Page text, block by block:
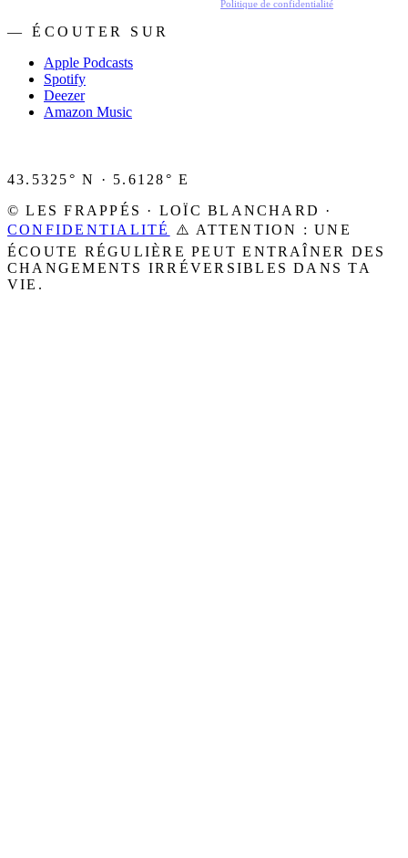
Politique de confidentialité
— ÉCOUTER SUR
Apple Podcasts
Spotify
Deezer
Amazon Music
43.5325° N · 5.6128° E
© LES FRAPPÉS · LOÏC BLANCHARD ·
CONFIDENTIALITÉ
⚠️ ATTENTION : UNE
ÉCOUTE RÉGULIÈRE PEUT ENTRAÎNER DES
CHANGEMENTS IRRÉVERSIBLES DANS TA
VIE.